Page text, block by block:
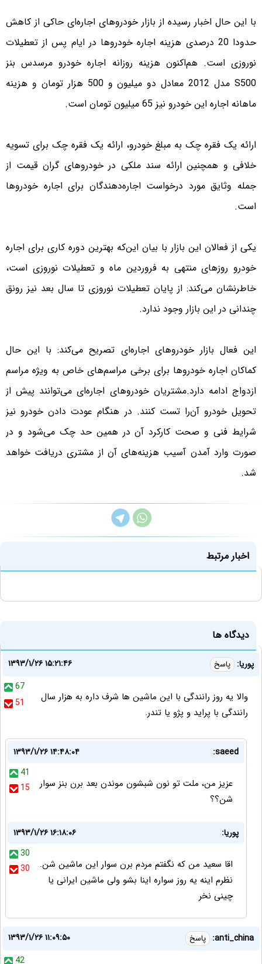
با این حال اخبار رسیده از بازار خودروهای اجاره‌ای حاکی از کاهش
حدودا 20 درصدی هزینه اجاره خودروها در ایام پس از تعطیلات
نوروزی است. هم‌اکنون هزینه روزانه اجاره خودرو مرسدس بنز
S500 مدل 2012 معادل دو میلیون و 500 هزار تومان و هزینه
ماهانه اجاره این خودرو نیز 65 میلیون تومان است.
ارائه یک فقره چک به مبلغ خودرو، ارائه یک فقره چک برای تسویه
خلافی و همچنین ارائه سند ملکی در خودروهای گران قیمت از
جمله وثایق مورد درخواست اجاره‌دهندگان برای اجاره خودروها
است.
یکی از فعالان این بازار با بیان این‌که بهترین دوره کاری برای اجاره
خودرو روزهای منتهی به فروردین ماه و تعطیلات نوروزی است،
خاطرنشان می‌کند: از پایان تعطیلات نوروزی تا سال بعد نیز رونق
چندانی در این بازار وجود ندارد.
این فعال بازار خودروهای اجاره‌ای تصریح می‌کند: با این حال
کماکان اجاره خودروها برای برخی مراسم‌های خاص به ویژه مراسم
ازدواج ادامه دارد.مشتریان خودروهای اجاره‌ای می‌توانند پیش از
تحویل خودرو آن‌را تست کنند. در هنگام عودت دادن خودرو نیز
شرایط فنی و صحت کارکرد آن در همین حد چک می‌شود و در
صورت وارد آمدن آسیب هزینه‌های آن از مشتری دریافت خواهد
شد.
اخبار مرتبط
دیدگاه ها
پوریا: پاسخ
۱۳۹۳/۱/۲۶ ۱۵:۲۱:۴۶
67
51
والا یه روز رانندگی با این ماشین ها شرف داره به هزار سال
رانندگی با پراید و پژو یا تندر.
saeed:
۱۳۹۳/۱/۲۶ ۱۴:۴۸:۰۴
41
15
عزیز من، ملت تو نون شبشون موندن بعد برن بنز سوار
شن؟؟
پوریا:
۱۳۹۳/۱/۲۶ ۱۶:۱۸:۰۶
30
30
اقا سعید من که نگفتم مردم برن سوار این ماشین شن.
نظرم اینه یه روز سواره اینا بشو ولی ماشین ایرانی یا
چینی نخر
anti_china: پاسخ
۱۳۹۳/۱/۲۶ ۱۱:۰۹:۵۰
42